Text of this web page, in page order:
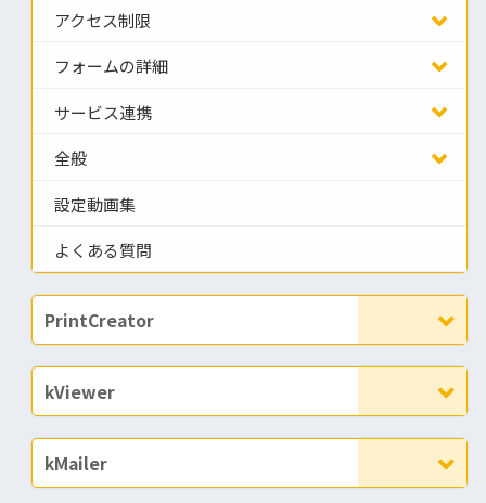
アクセス制限
フォームの詳細
サービス連携
全般
設定動画集
よくある質問
PrintCreator
kViewer
kMailer